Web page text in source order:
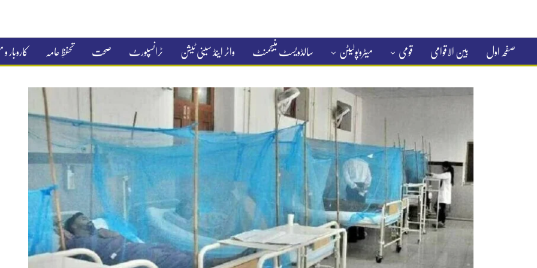
صفحہ اول بین الاقوامی قومی میٹروپولیٹن سالڈویسٹ منیجمنٹ واٹر اینڈ سینی ٹیشن ٹرانسپورٹ صحت تحفظِ عامہ کاروبار